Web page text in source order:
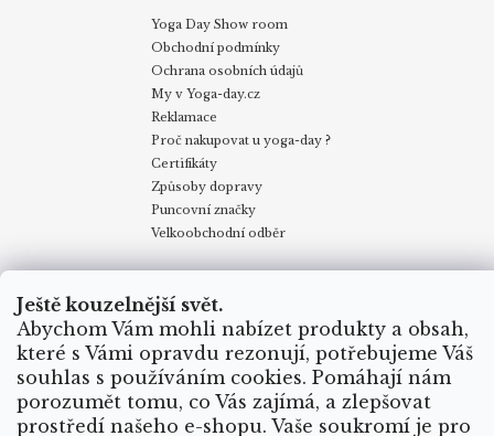
Ještě kouzelnější svět.
Abychom Vám mohli nabízet produkty a obsah,
které s Vámi opravdu rezonují, potřebujeme Váš
souhlas s používáním cookies. Pomáhají nám
porozumět tomu, co Vás zajímá, a zlepšovat
prostředí našeho e-shopu. Vaše soukromí je pro
Yoga Day Show room
Obchodní podmínky
Ochrana osobních údajů
My v Yoga-day.cz
Reklamace
Proč nakupovat u yoga-day ?
Certifikáty
Způsoby dopravy
Puncovní značky
Velkoobchodní odběr
Obchodní podmínky Kontakty
Reklamace
Proč nakupovat u yoga-day.cz
Způsoby dopravy
Vytvořil Shoptet